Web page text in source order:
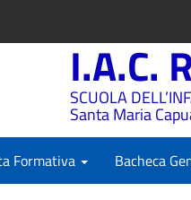
I.A.C.
SCUOLA
Santa Maria
Formativa Bacheca